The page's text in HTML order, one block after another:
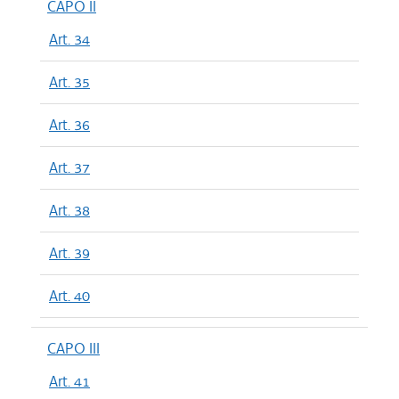
CAPO II
Art. 34
Art. 35
Art. 36
Art. 37
Art. 38
Art. 39
Art. 40
CAPO III
Art. 41